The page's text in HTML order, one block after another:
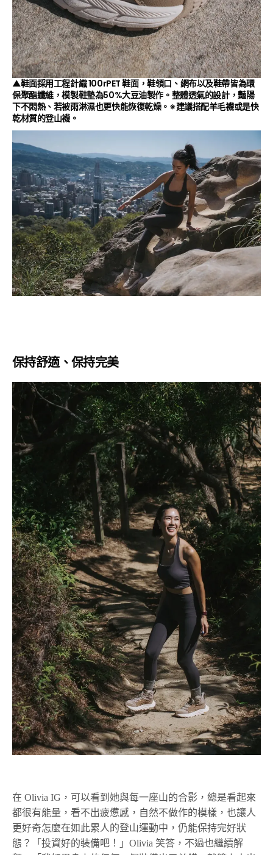
▲鞋面採用工程針織 100rPET 鞋面，鞋領口、網布以及鞋帶皆為環
保聚酯纖維，模製鞋墊為50%大豆油製作。整體透氣的設計，豔陽
下不悶熱、若被雨淋濕也更快能恢復乾燥。※建議搭配羊毛襪或是快
乾材質的登山襪。
保持舒適、保持完美
在 Olivia IG，可以看到她與每一座山的合影，總是看起來
都很有能量，看不出疲憊感，自然不做作的模樣，也讓人
更好奇怎麼在如此累人的登山運動中，仍能保持完好狀
態？「投資好的裝備吧！」Olivia 笑答，不過也繼續解